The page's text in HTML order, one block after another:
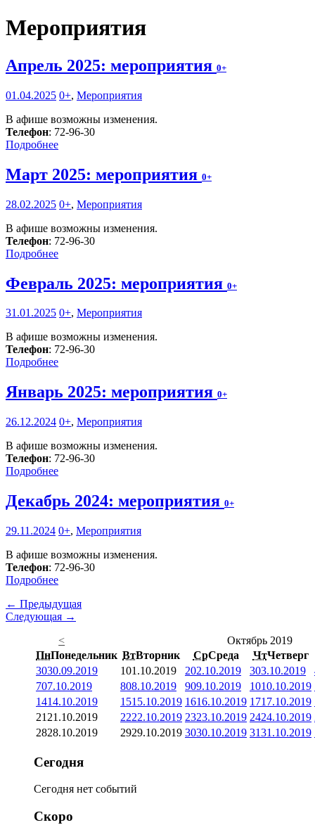
Мероприятия
Апрель 2025: мероприятия 0+
01.04.2025 0+, Мероприятия
В афише возможны изменения.
Телефон: 72-96-30
Подробнее
Март 2025: мероприятия 0+
28.02.2025 0+, Мероприятия
В афише возможны изменения.
Телефон: 72-96-30
Подробнее
Февраль 2025: мероприятия 0+
31.01.2025 0+, Мероприятия
В афише возможны изменения.
Телефон: 72-96-30
Подробнее
Январь 2025: мероприятия 0+
26.12.2024 0+, Мероприятия
В афише возможны изменения.
Телефон: 72-96-30
Подробнее
Декабрь 2024: мероприятия 0+
29.11.2024 0+, Мероприятия
В афише возможны изменения.
Телефон: 72-96-30
Подробнее
← Предыдущая
Следующая →
<
Октябрь 2019
ПнПонедельник ВтВторник СрСреда ЧтЧетверг
3030.09.2019 101.10.2019 202.10.2019 303.10.2019
707.10.2019 808.10.2019 909.10.2019 1010.10.2019
1414.10.2019 1515.10.2019 1616.10.2019 1717.10.2019
21 21.10.2019 2222.10.2019 2323.10.2019 2424.10.2019
2828.10.2019 2929.10.2019 3030.10.2019 3131.10.2019
Сегодня
Сегодня нет событий
Скоро